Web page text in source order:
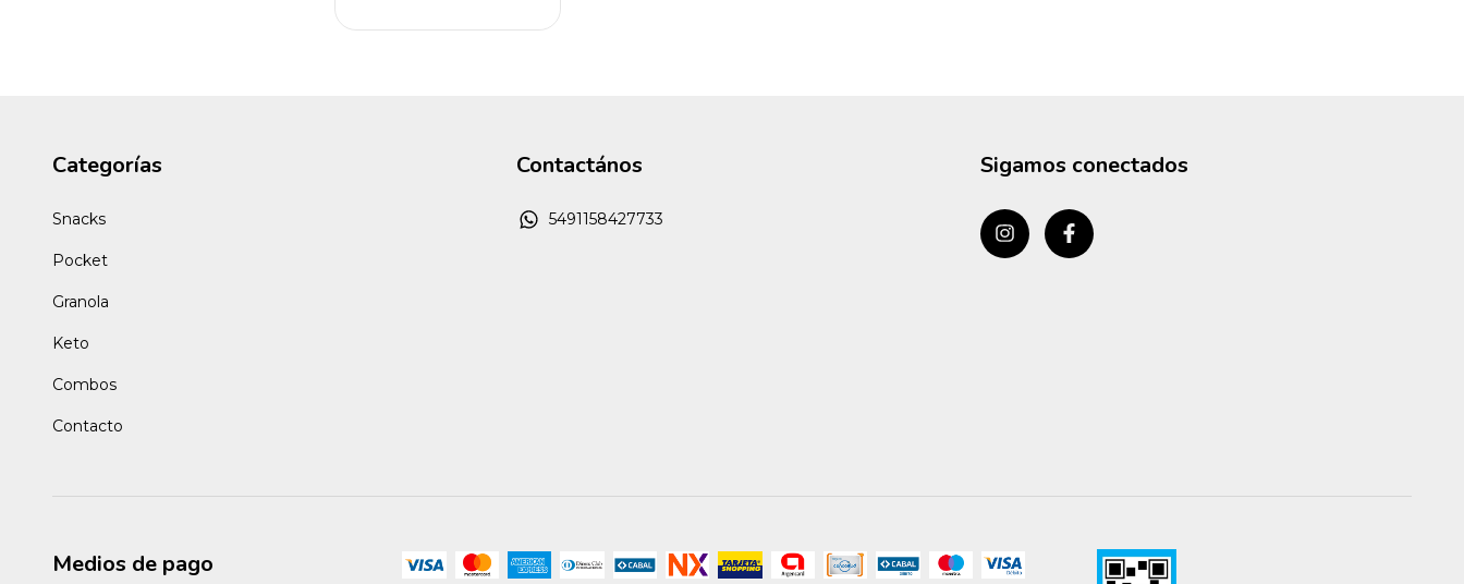
Categorías
Snacks
Pocket
Granola
Keto
Combos
Contacto
Contactános
5491158427733
Sigamos conectados
Medios de pago